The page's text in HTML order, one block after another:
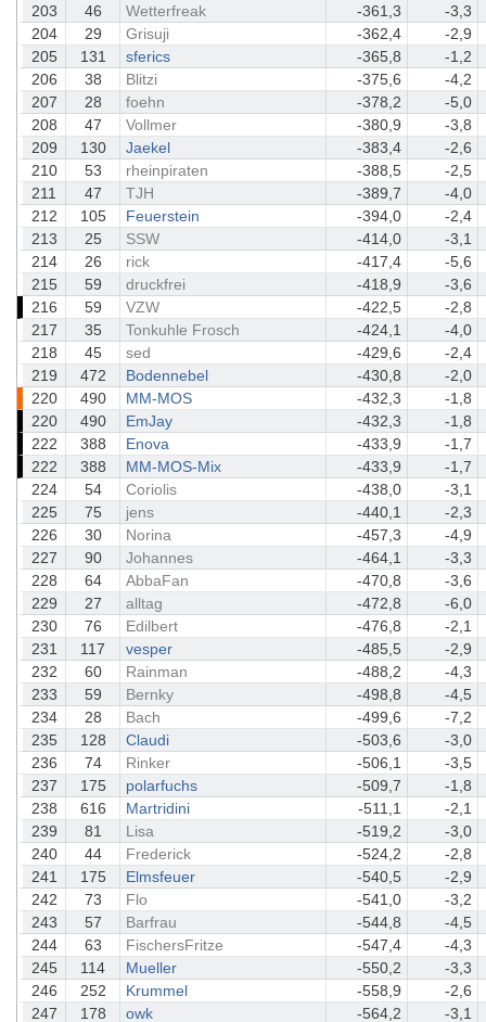
203
46 Wetterfreak -361,3
-3,3
204
29 Grisuji -362,4
-2,9
205
131 sferics -365,8
-1,2
206
38 Blitzi -375,6
-4,2
207
28 foehn -378,2
-5,0
208
47 Vollmer -380,9
-3,8
209
130 Jaekel -383,4
-2,6
210
53 rheinpiraten -388,5
-2,5
211
47 TJH -389,7
-4,0
212
105 Feuerstein -394,0
-2,4
213
25 SSW -414,0
-3,1
214
26 rick -417,4
-5,6
215
59 druckfrei -418,9
-3,6
216
59 VZW -422,5
-2,8
217
35 Tonkuhle Frosch -424,1
-4,0
218
45 sed -429,6
-2,4
219
472 Bodennebel -430,8
-2,0
220
490 MM-MOS -432,3
-1,8
220
490 EmJay -432,3
-1,8
222
388 Enova -433,9
-1,7
222
388 MM-MOS-Mix -433,9
-1,7
224
54 Coriolis -438,0
-3,1
225
75 jens -440,1
-2,3
226
30 Norina -457,3
-4,9
227
90 Johannes -464,1
-3,3
228
64 AbbaFan -470,8
-3,6
229
27 alltag -472,8
-6,0
230
76 Edilbert -476,8
-2,1
231
117 vesper -485,5
-2,9
232
60 Rainman -488,2
-4,3
233
59 Bernky -498,8
-4,5
234
28 Bach -499,6
-7,2
235
128 Claudi -503,6
-3,0
236
74 Rinker -506,1
-3,5
237
175 polarfuchs -509,7
-1,8
238
616 Martridini -511,1
-2,1
239
81 Lisa -519,2
-3,0
240
44 Frederick -524,2
-2,8
241
175 Elmsfeuer -540,5
-2,9
242
73 Flo -541,0
-3,2
243
57 Barfrau -544,8
-4,5
244
63 FischersFritze -547,4
-4,3
245
114 Mueller -550,2
-3,3
246
252 Krummel -558,9
-2,6
247
178 owk -564,2 -3,1